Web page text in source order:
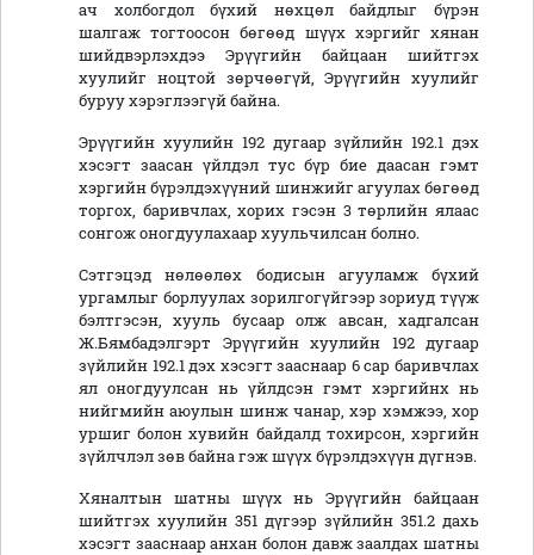
ач холбогдол бүхий нөхцөл байдлыг бүрэн
шалгаж тогтоосон бөгөөд шүүх хэргийг хянан
шийдвэрлэхдээ Эрүүгийн байцаан шийтгэх
хуулийг ноцтой зөрчөөгүй, Эрүүгийн хуулийг
буруу хэрэглээгүй байна.
Эрүүгийн хуулийн 192 дугаар зүйлийн 192.1 дэх
хэсэгт заасан үйлдэл тус бүр бие даасан гэмт
хэргийн бүрэлдэхүүний шинжийг агуулах бөгөөд
торгох, баривчлах, хорих гэсэн 3 төрлийн ялаас
сонгож оногдуулахаар хуульчилсан болно.
Сэтгэцэд нөлөөлөх бодисын агууламж бүхий
ургамлыг борлуулах зорилгогүйгээр зориуд түүж
бэлтгэсэн, хууль бусаар олж авсан, хадгалсан
Ж.Бямбадэлгэрт Эрүүгийн хуулийн 192 дугаар
зүйлийн 192.1 дэх хэсэгт зааснаар 6 сар баривчлах
ял оногдуулсан нь үйлдсэн гэмт хэргийнх нь
нийгмийн аюулын шинж чанар, хэр хэмжээ, хор
уршиг болон хувийн байдалд тохирсон, хэргийн
зүйлчлэл зөв байна гэж шүүх бүрэлдэхүүн дүгнэв.
Хяналтын шатны шүүх нь Эрүүгийн байцаан
шийтгэх хуулийн 351 дүгээр зүйлийн 351.2 дахь
хэсэгт зааснаар анхан болон давж заалдах шатны